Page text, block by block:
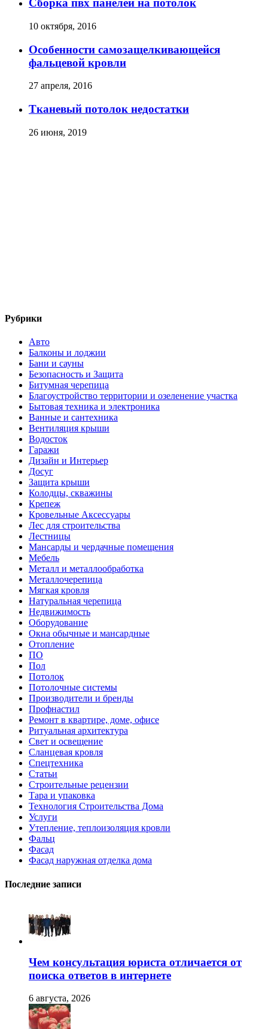
Сборка пвх панелей на потолок
10 октября, 2016
Особенности самозащелкивающейся
фальцевой кровли
27 апреля, 2016
Тканевый потолок недостатки
26 июня, 2019
Рубрики
Авто
Балконы и лоджии
Бани и сауны
Безопасность и Защита
Битумная черепица
Благоустройство территории и озеленение участка
Бытовая техника и электроника
Ванные и сантехника
Вентиляция крыши
Водосток
Гаражи
Дизайн и Интерьер
Досуг
Защита крыши
Колодцы, скважины
Крепеж
Кровельные Аксессуары
Лес для строительства
Лестницы
Мансарды и чердачные помещения
Мебель
Металл и металлообработка
Металлочерепица
Мягкая кровля
Натуральная черепица
Недвижимость
Оборудование
Окна обычные и мансардные
Отопление
ПО
Пол
Потолок
Потолочные системы
Производители и бренды
Профнастил
Ремонт в квартире, доме, офисе
Ритуальная архитектура
Свет и освещение
Сланцевая кровля
Спецтехника
Статьи
Строительные рецензии
Тара и упаковка
Технология Строительства Дома
Услуги
Утепление, теплоизоляция кровли
Фальц
Фасад
Фасад наружная отделка дома
Последние записи
Чем консультация юриста отличается от
поиска ответов в интернете
6 августа, 2026